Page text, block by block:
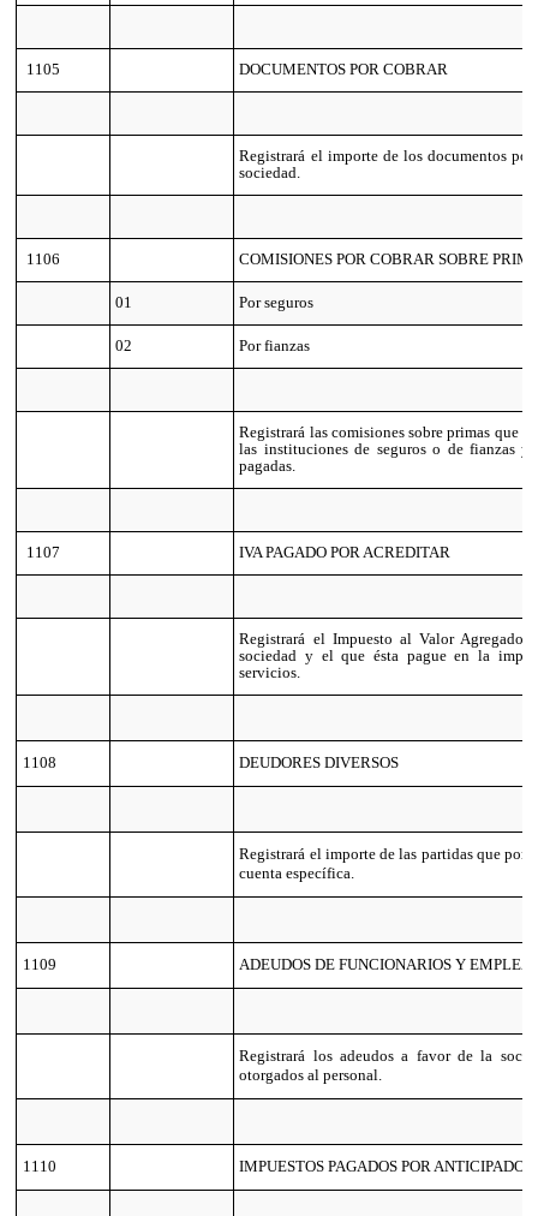
1105 DOCUMENTOS POR COBRAR
Registrará el importe de los documentos
sociedad.
1106 COMISIONES POR COBRAR SOBRE
01 Por seguros
02 Por fianzas
Registrará las comisiones sobre primas que
las instituciones de seguros o de fianzas
pagadas.
1107 IVA PAGADO POR ACREDITAR
Registrará el Impuesto al Valor Agregado
sociedad y el que ésta pague en la
servicios.
1108 DEUDORES DIVERSOS
Registrará el importe de las partidas que por
cuenta específica.
1109 ADEUDOS DE FUNCIONARIOS Y
Registrará los adeudos a favor de la
otorgados al personal.
1110 IMPUESTOS PAGADOS POR ANTICIPADO